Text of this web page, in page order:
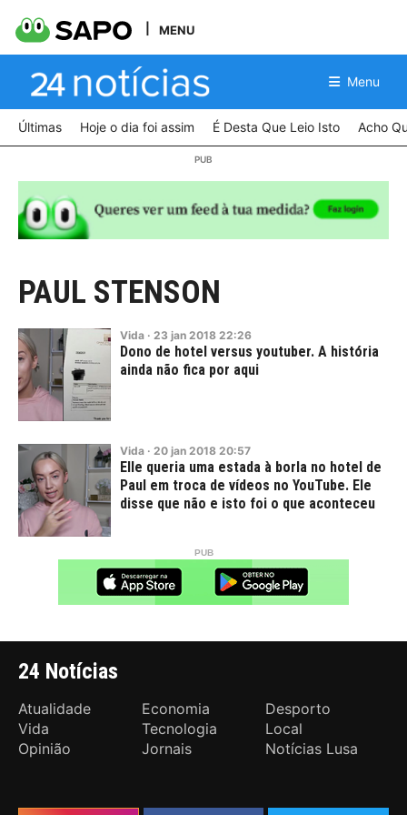
MENU
Menu
Últimas Hoje o dia foi assim É Desta Que Leio Isto Acho
PAUL STENSON
Vida · 23 jan 2018 22:26
Dono de hotel versus youtuber. A história
ainda não fica por aqui
Vida · 20 jan 2018 20:57
Elle queria uma estada à borla no hotel de
Paul em troca de vídeos no YouTube. Ele
disse que não e isto foi o que aconteceu
24 Notícias
Atualidade Economia
Desporto
Vida
Tecnologia
Local
Opinião
Jornais Notícias Lusa